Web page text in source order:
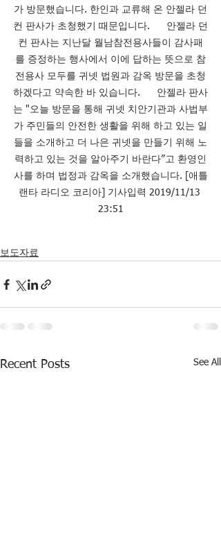
가 방문했습니다. 한인과 교류해 온 안젤라 던
컨 판사가 초청했기 때문입니다.      안젤라 던
컨 판사는 지난달 월남참전용사들이 감사패
를 증정하는 행사에서 이에 답하는 뜻으로 참
전용사 모두를 귀넷 법원과 감옥 방문을 초청
하겠다고 약속한 바 있습니다.      안젤라 판사
는 "오늘 방문을 통해 귀넷 치안기관과 사법부
가 주민들의 안전한 생활을 위해 하고 있는 일
들을 소개하고 더 나은 귀넷을 만들기 위해 노
력하고 있는 것을 알아주기 바란다”고 환영인
사를 하며 법정과 감옥을 소개했습니다. [애틀
랜타 라디오 코리아] 기사입력 2019/11/13
23:51
보도자료
Recent Posts See All